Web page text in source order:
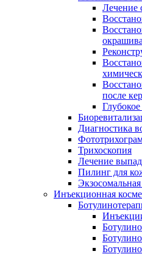
Лечение
после
Диагностика
Трихоскопия
Лечение
Пилинг для
Инъекционная